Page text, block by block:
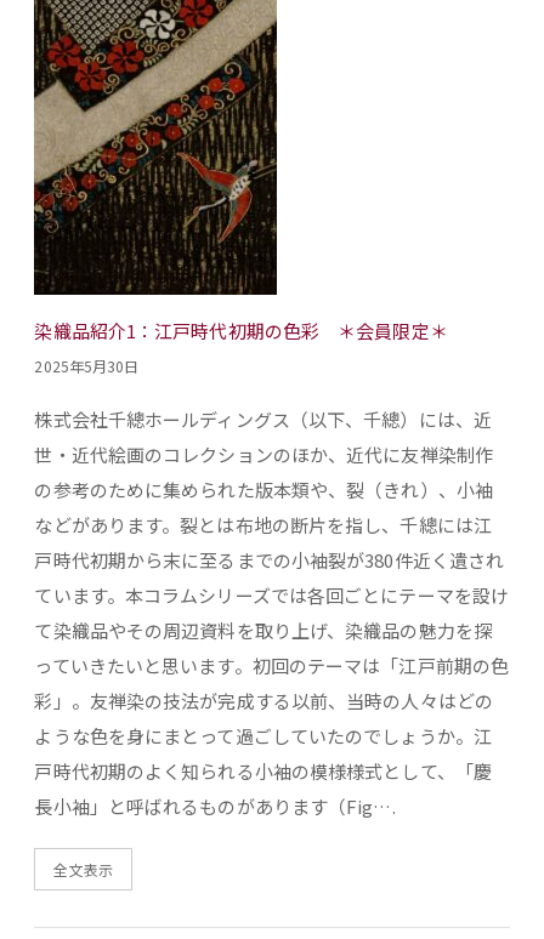
染織品紹介1：江戸時代初期の色彩 ＊会員限定＊
2025年5月30日
株式会社千總ホールディングス（以下、千總）には、近
世・近代絵画のコレクションのほか、近代に友禅染制作
の参考のために集められた版本類や、裂（きれ）、小袖
などがあります。裂とは布地の断片を指し、千總には江
戸時代初期から末に至るまでの小袖裂が380件近く遺され
ています。本コラムシリーズでは各回ごとにテーマを設け
て染織品やその周辺資料を取り上げ、染織品の魅力を探
っていきたいと思います。初回のテーマは「江戸前期の色
彩」。友禅染の技法が完成する以前、当時の人々はどの
ような色を身にまとって過ごしていたのでしょうか。江
戸時代初期のよく知られる小袖の模様様式として、「慶
長小袖」と呼ばれるものがあります（Fig….
全文表示